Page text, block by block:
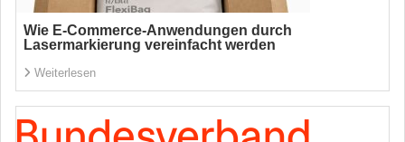
Wie E-Commerce-Anwendungen durch
Lasermarkierung vereinfacht werden
Weiterlesen